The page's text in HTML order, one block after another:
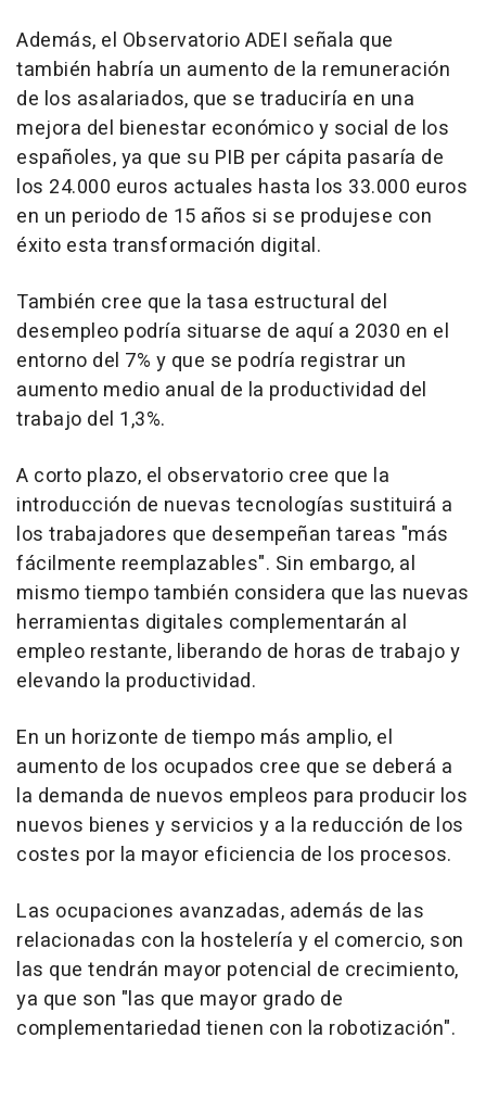
Además, el Observatorio ADEI señala que
también habría un aumento de la remuneración
de los asalariados, que se traduciría en una
mejora del bienestar económico y social de los
españoles, ya que su PIB per cápita pasaría de
los 24.000 euros actuales hasta los 33.000 euros
en un periodo de 15 años si se produjese con
éxito esta transformación digital.
También cree que la tasa estructural del
desempleo podría situarse de aquí a 2030 en el
entorno del 7% y que se podría registrar un
aumento medio anual de la productividad del
trabajo del 1,3%.
A corto plazo, el observatorio cree que la
introducción de nuevas tecnologías sustituirá a
los trabajadores que desempeñan tareas "más
fácilmente reemplazables". Sin embargo, al
mismo tiempo también considera que las nuevas
herramientas digitales complementarán al
empleo restante, liberando de horas de trabajo y
elevando la productividad.
En un horizonte de tiempo más amplio, el
aumento de los ocupados cree que se deberá a
la demanda de nuevos empleos para producir los
nuevos bienes y servicios y a la reducción de los
costes por la mayor eficiencia de los procesos.
Las ocupaciones avanzadas, además de las
relacionadas con la hostelería y el comercio, son
las que tendrán mayor potencial de crecimiento,
ya que son "las que mayor grado de
complementariedad tienen con la robotización".